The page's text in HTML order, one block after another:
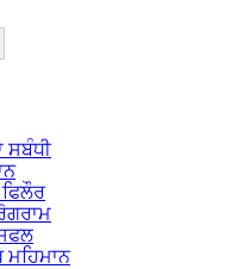
ਸਬੰਧੀ